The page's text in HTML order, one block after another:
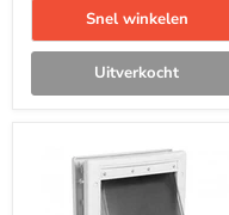
Snel winkelen
Uitverkocht
Hondenluik
Extreem